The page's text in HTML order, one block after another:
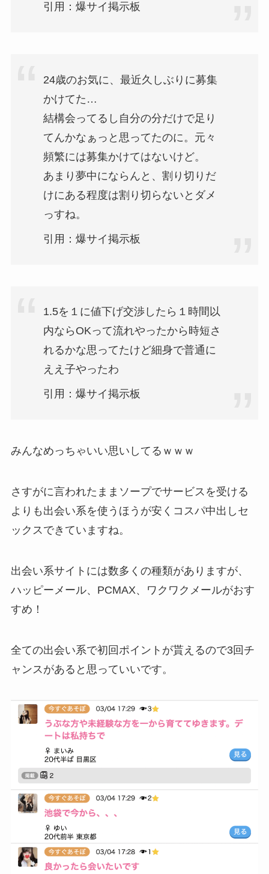
引用：爆サイ掲示板
24歳のお気に、最近久しぶりに募集
かけてた…
結構会ってるし自分の分だけで足り
てんかなぁっと思ってたのに。元々
頻繁には募集かけてはないけど。
あまり夢中にならんと、割り切りだ
けにある程度は割り切らないとダメ
っすね。
引用：爆サイ掲示板
1.5を１に値下げ交渉したら１時間以
内ならOKって流れやったから時短さ
れるかな思ってたけど細身で普通に
ええ子やったわ
引用：爆サイ掲示板
みんなめっちゃいい思いしてるｗｗｗ
さすがに言われたままソープでサービスを受ける
よりも出会い系を使うほうが安くコスパ中出しセ
ックスできていますね。
出会い系サイトには数多くの種類がありますが、
ハッピーメール、PCMAX、ワクワクメールがおす
すめ！
全ての出会い系で初回ポイントが貰えるので3回チ
ャンスがあると思っていいです。